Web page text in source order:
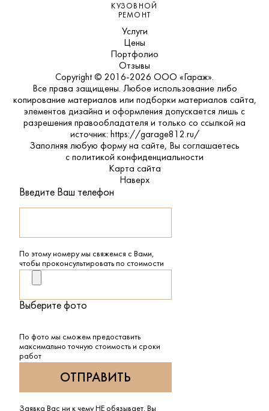
КУЗОВНОЙ
РЕМОНТ
Услуги
Цены
Портфолио
Отзывы
Copyright © 2016-2026 ООО «Гараж».
Все права защищены. Любое использование либо
копирование материалов или подборки материалов сайта,
элементов дизайна и оформления допускается лишь с
разрешения правообладателя и только со ссылкой на
источник: https://garage812.ru/
Заполняя любую форму на сайте, Вы соглашаетесь
с политикой конфиденциальности
Карта сайта
Наверх
Введите Ваш телефон
По этому номеру мы свяжемся с Вами,
чтобы проконсультировать по стоимости
Выберите фото
По фото мы сможем предоставить
максимально точную стоимость и сроки
работ
Заявка Вас ни к чему НЕ обязывает. Вы